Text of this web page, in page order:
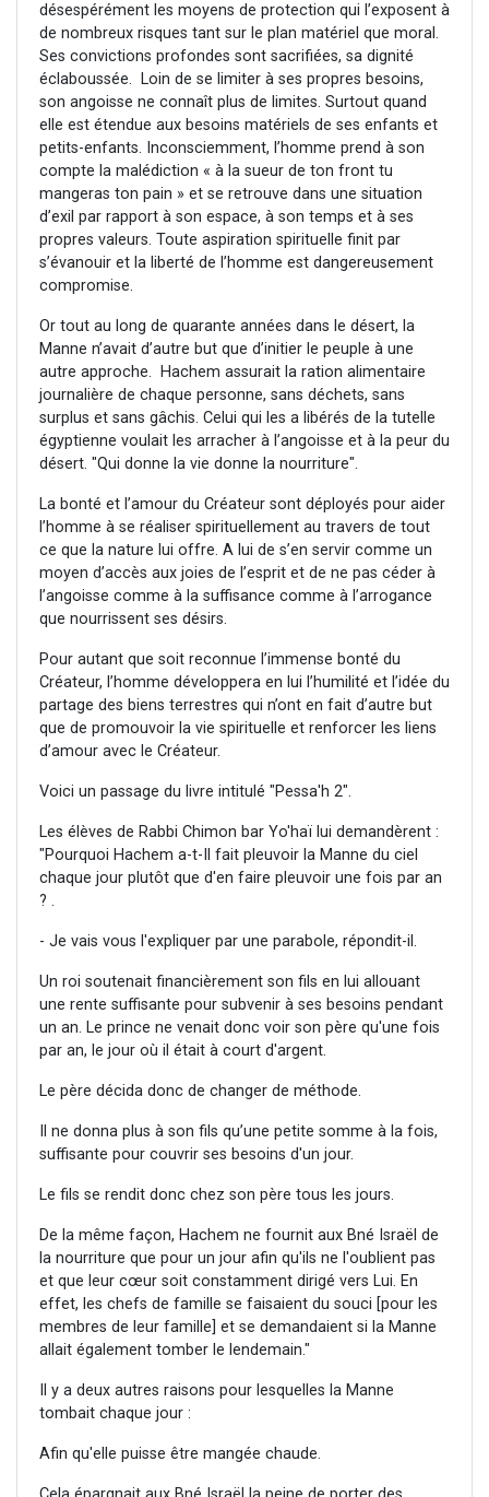
désespérément les moyens de protection qui l’exposent à
de nombreux risques tant sur le plan matériel que moral.
Ses convictions profondes sont sacrifiées, sa dignité
éclaboussée. Loin de se limiter à ses propres besoins,
son angoisse ne connaît plus de limites. Surtout quand
elle est étendue aux besoins matériels de ses enfants et
petits-enfants. Inconsciemment, l’homme prend à son
compte la malédiction « à la sueur de ton front tu
mangeras ton pain » et se retrouve dans une situation
d’exil par rapport à son espace, à son temps et à ses
propres valeurs. Toute aspiration spirituelle finit par
s’évanouir et la liberté de l’homme est dangereusement
compromise.
Or tout au long de quarante années dans le désert, la
Manne n’avait d’autre but que d’initier le peuple à une
autre approche. Hachem assurait la ration alimentaire
journalière de chaque personne, sans déchets, sans
surplus et sans gâchis. Celui qui les a libérés de la tutelle
égyptienne voulait les arracher à l’angoisse et à la peur du
désert. "Qui donne la vie donne la nourriture".
La bonté et l’amour du Créateur sont déployés pour aider
l’homme à se réaliser spirituellement au travers de tout
ce que la nature lui offre. A lui de s’en servir comme un
moyen d’accès aux joies de l’esprit et de ne pas céder à
l’angoisse comme à la suffisance comme à l’arrogance
que nourrissent ses désirs.
Pour autant que soit reconnue l’immense bonté du
Créateur, l’homme développera en lui l’humilité et l’idée du
partage des biens terrestres qui n’ont en fait d’autre but
que de promouvoir la vie spirituelle et renforcer les liens
d’amour avec le Créateur.
Voici un passage du livre intitulé "Pessa'h 2".
Les élèves de Rabbi Chimon bar Yo'haï lui demandèrent :
"Pourquoi Hachem a-t-Il fait pleuvoir la Manne du ciel
chaque jour plutôt que d'en faire pleuvoir une fois par an
? .
- Je vais vous l'expliquer par une parabole, répondit-il.
Un roi soutenait financièrement son fils en lui allouant
une rente suffisante pour subvenir à ses besoins pendant
un an. Le prince ne venait donc voir son père qu'une fois
par an, le jour où il était à court d'argent.
Le père décida donc de changer de méthode.
Il ne donna plus à son fils qu’une petite somme à la fois,
suffisante pour couvrir ses besoins d'un jour.
Le fils se rendit donc chez son père tous les jours.
De la même façon, Hachem ne fournit aux Bné Israël de
la nourriture que pour un jour afin qu'ils ne l'oublient pas
et que leur cœur soit constamment dirigé vers Lui. En
effet, les chefs de famille se faisaient du souci [pour les
membres de leur famille] et se demandaient si la Manne
allait également tomber le lendemain."
Il y a deux autres raisons pour lesquelles la Manne
tombait chaque jour :
Afin qu'elle puisse être mangée chaude.